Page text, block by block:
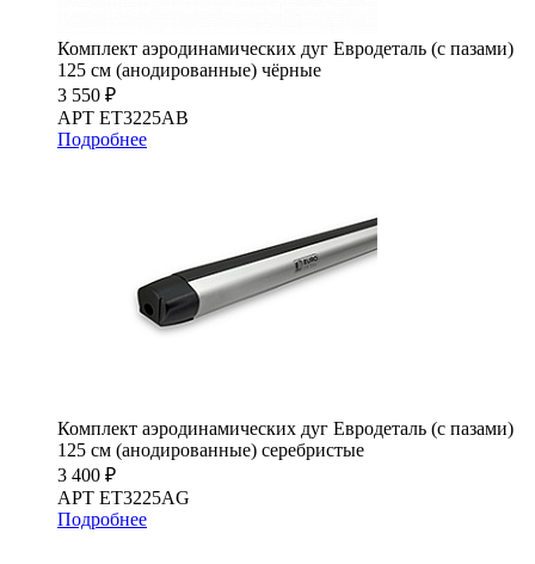
Комплект аэродинамических дуг Евродеталь (с пазами)
125 см (анодированные) чёрные
3 550 ₽
АРТ ET3225AB
Подробнее
Комплект аэродинамических дуг Евродеталь (с пазами)
125 см (анодированные) серебристые
3 400 ₽
АРТ ET3225AG
Подробнее